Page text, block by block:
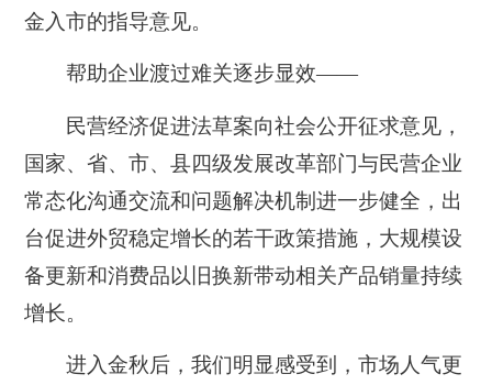
金入市的指导意见。
帮助企业渡过难关逐步显效——
民营经济促进法草案向社会公开征求意见，
国家、省、市、县四级发展改革部门与民营企业
常态化沟通交流和问题解决机制进一步健全，出
台促进外贸稳定增长的若干政策措施，大规模设
备更新和消费品以旧换新带动相关产品销量持续
增长。
进入金秋后，我们明显感受到，市场人气更